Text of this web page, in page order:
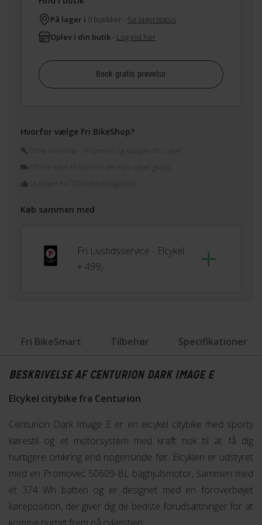
På lager i 0 butikker - Se lagerstatus
Oplev i din butik - Log ind her
Book gratis prøvetur
Hvorfor vælge Fri BikeShop?
100% køreklar - Vi samler og klargør din cykel
14 dages Fri Tilfredshedsgaranti
Køb sammen med
Fri Livstidsservice - Elcykel
+ 499,-
Fri BikeSmart Tilbehør Specifikationer
BESKRIVELSE AF CENTURION DARK IMAGE E
Elcykel citybike fra Centurion
Centurion Dark Image E er en elcykel citybike med sporty
kørestil og et motorsystem med kraft nok til at få dig
hurtigere omkring end nogensinde før. Elcyklen er udstyret
med en Promovec 50609-BL baghjulsmotor, sammen med
et 374 Wh batteri og er designet med en foroverbøjet
køreposition, der giver dig de bedste forudsætninger for at